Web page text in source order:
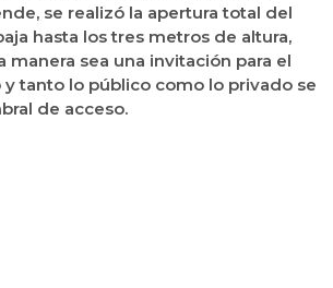
se realizó la apertura total del
hasta los tres metros de altura,
manera sea una invitación para el
tanto lo público como lo privado se
de acceso.